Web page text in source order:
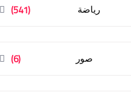
رياضة (541)
صور (6)